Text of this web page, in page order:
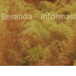
Beranda Informasi